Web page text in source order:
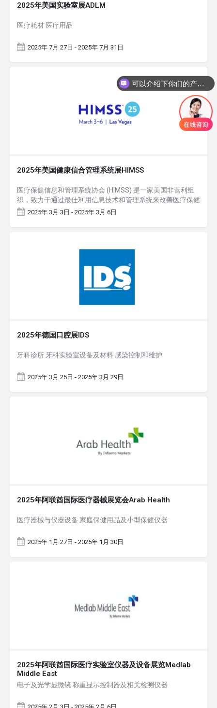
2025年美国实验室展ADLM
医疗耗材 医疗用品
2025年 7月 27日 - 2025年 7月 31日
2025年美国健康信合管理系统展HIMSS
医疗保健信息和管理系统协会 (HIMSS) 是一家美国非营利组
织，致力于通过最佳利用信息技术和管理系统来改善医疗保健
的质量、安全性、成本效益和可及性。它成立于 1961…
2025年 3月 3日 - 2025年 3月 6日
2025年德国口腔展IDS
牙科诊所 牙科实验室设备及材料 感染控制和维护
2025年 3月 25日 - 2025年 3月 29日
2025年阿联酋国际医疗器械展览会Arab Health
医疗器械与仪器设备 家庭保健用品及小型保健仪器
2025年 1月 27日 - 2025年 1月 30日
2025年阿联酋国际医疗实验室仪器及设备展览Medlab
Middle East
电子及光学显微镜 称重显示控制器及相关检测仪器
可以介绍下你们的产品么